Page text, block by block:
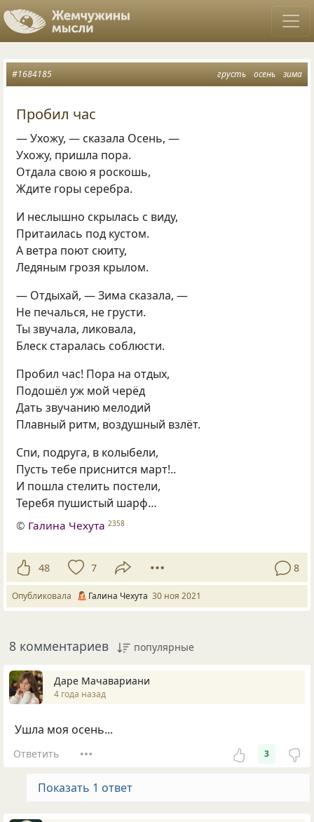
грусть осень зима
#1684185
Пробил час
— Ухожу, — сказала Осень, —
Ухожу, пришла пора.
Отдала свою я роскошь,
Ждите горы серебра.
И неслышно скрылась с виду,
Притаилась под кустом.
А ветра поют сюиту,
Ледяным грозя крылом.
— Отдыхай, — Зима сказала, —
Не печалься, не грусти.
Ты звучала, ликовала,
Блеск старалась соблюсти.
Пробил час! Пора на отдых,
Подошёл уж мой черёд
Дать звучанию мелодий
Плавный ритм, воздушный взлёт.
Спи, подруга, в колыбели,
Пусть тебе приснится март!..
И пошла стелить постели,
Теребя пушистый шарф…
© Галина Чехута 2358
48 7 8
Опубликовала Галина Чехута 30 ноя 2021
8 комментариев популярные
Даре Мачавариани
4 года назад
Ушла моя осень...
Ответить 3
Показать 1 ответ